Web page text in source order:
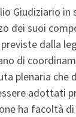
Giudiziario in
dei suoi
dalla
di
plenaria che
adottati
ha facoltà